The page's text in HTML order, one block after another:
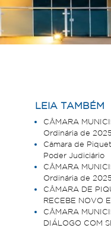
LEIA TAMBÉM
CÂMARA
Ordinária de 2025
Câmara de
Poder Judiciário
CÂMARA
Ordinária de 2025
CÂMARA DE
RECEBE NOVO
CÂMARA
DIÁLOGO COM